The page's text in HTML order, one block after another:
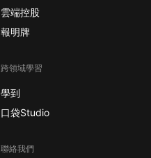
雲端控股
報明牌
跨領域學習
學到
口袋Studio
聯絡我們